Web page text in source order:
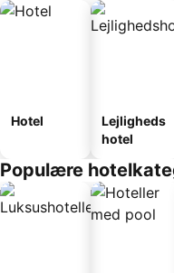
Hotel
Lejligheds
hotel
Populære